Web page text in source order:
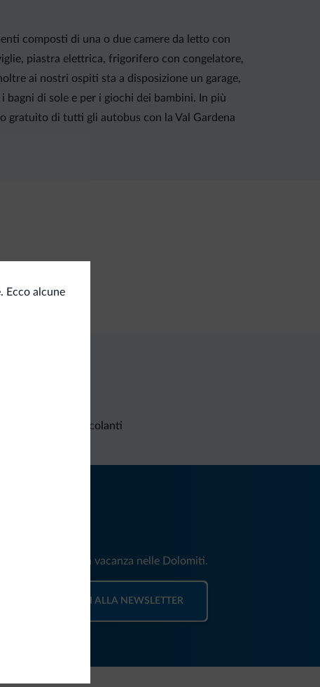
composti di una o due camere da letto con
piastra elettrica, frigorifero con congelatore,
ai nostri ospiti sta a disposizione un garage,
di sole e per i giochi dei bambini. In più
gratuito di tutti gli autobus con la Val Gardena
Ecco alcune
Richieste non vincolanti
e news per la tua vacanza nelle Dolomiti.
ISCRIVITI ALLA NEWSLETTER